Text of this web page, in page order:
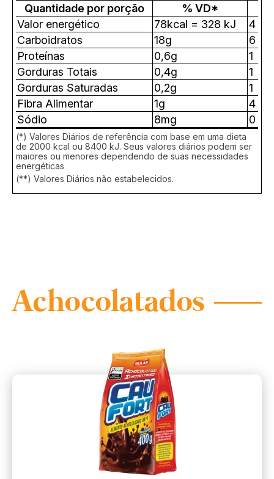
Quantidade por porção
% VD*
Valor energético
78kcal = 328 kJ
4
Carboidratos
18g
6
Proteínas
0,6g
1
Gorduras Totais
0,4g
1
Gorduras Saturadas
0,2g
1
Fibra Alimentar
1g
4
Sódio
8mg 0
(*) Valores Diários de referência com base em uma dieta
de 2000 kcal ou 8400 kJ. Seus valores diários podem ser
maiores ou menores dependendo de suas necessidades
energéticas
(**) Valores Diários não estabelecidos.
Achocolatados